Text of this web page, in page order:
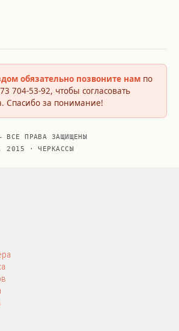
обязательно позвоните нам по
704-53-92, чтобы согласовать
Спасибо за понимание!
ВСЕ ПРАВА ЗАЩИЩЕНЫ
2015 · ЧЕРКАССЫ